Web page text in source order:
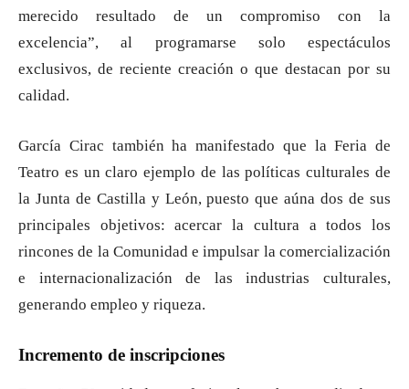
merecido resultado de un compromiso con la
excelencia”, al programarse solo espectáculos
exclusivos, de reciente creación o que destacan por su
calidad.
García Cirac también ha manifestado que la Feria de
Teatro es un claro ejemplo de las políticas culturales de
la Junta de Castilla y León, puesto que aúna dos de sus
principales objetivos: acercar la cultura a todos los
rincones de la Comunidad e impulsar la comercialización
e internacionalización de las industrias culturales,
generando empleo y riqueza.
Incremento de inscripciones